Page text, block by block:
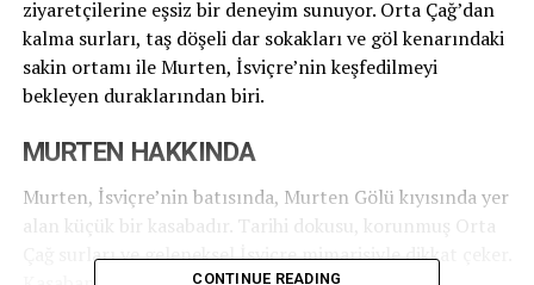
ziyaretçilerine eşsiz bir deneyim sunuyor. Orta Çağ’dan
kalma surları, taş döşeli dar sokakları ve göl kenarındaki
sakin ortamı ile Murten, İsviçre’nin keşfedilmeyi
bekleyen duraklarından biri.
MURTEN HAKKINDA
Murten, İsviçre’nin batısında, Murten Gölü kıyısında yer
alan küçük bir kasabadır. Tarihi dokusu, korunmuş Orta
Çağ surları ve geleneksel İsviçre mimarisiyle dikkat çeker.
CONTINUE READING